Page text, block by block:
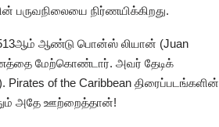
நிர்ணயிக்கிறது.
ஆண்டு பொன்ஸ் லியான் (Juan
மேற்கொண்டார். அவர் தேடிக்
of the Caribbean திரைப்படங்களின்
அதே ஊற்றைத்தான்!